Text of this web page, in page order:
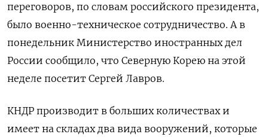
переговоров, по словам российского президента,
было военно-техническое сотрудничество. А в
понедельник Министерство иностранных дел
России сообщило, что Северную Корею на этой
неделе посетит Сергей Лавров.
КНДР производит в больших количествах и
имеет на складах два вида вооружений, которые